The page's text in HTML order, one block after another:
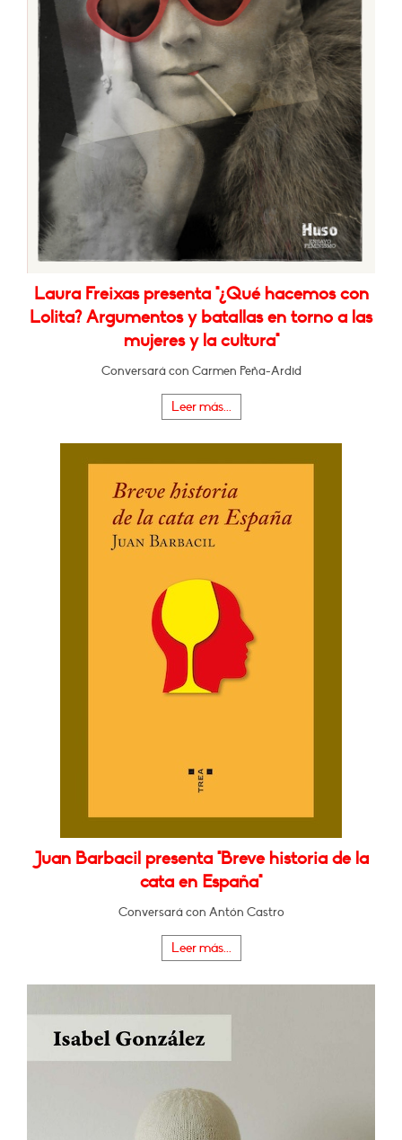
Laura Freixas presenta "¿Qué hacemos con
Lolita? Argumentos y batallas en torno a las
mujeres y la cultura"
Conversará con Carmen Peña-Ardid
Leer más...
Juan Barbacil presenta "Breve historia de la
cata en España"
Conversará con Antón Castro
Leer más...